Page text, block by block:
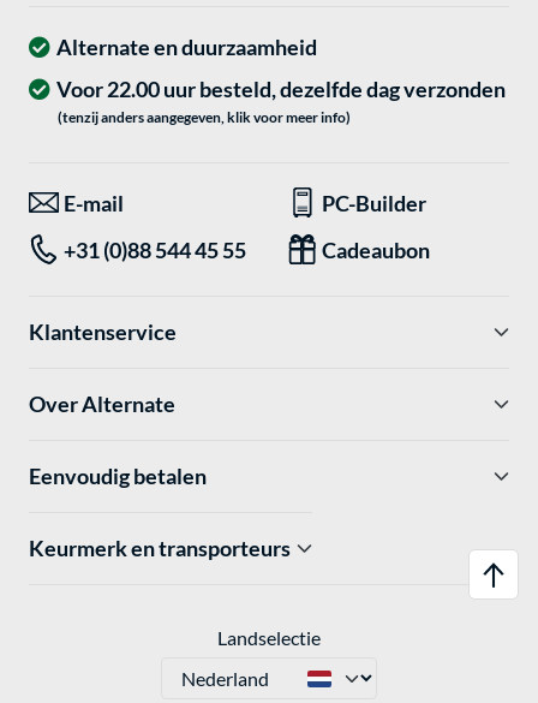
Alternate en duurzaamheid
Voor 22.00 uur besteld, dezelfde dag verzonden
(tenzij anders aangegeven, klik voor meer info)
E-mail
PC-Builder
+31 (0)88 544 45 55
Cadeaubon
Klantenservice
Over Alternate
Eenvoudig betalen
Keurmerk en transporteurs
Landselectie